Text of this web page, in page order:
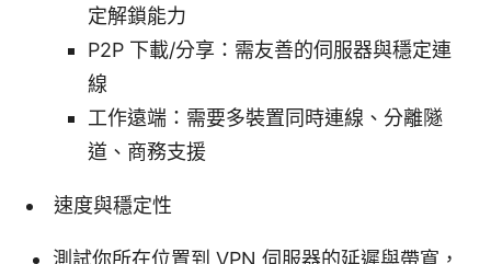
定解鎖能力
P2P 下載/分享：需友善的伺服器與穩定連
線
工作遠端：需要多裝置同時連線、分離隧
道、商務支援
速度與穩定性
測試你所在位置到 VPN 伺服器的延遲與帶寬，